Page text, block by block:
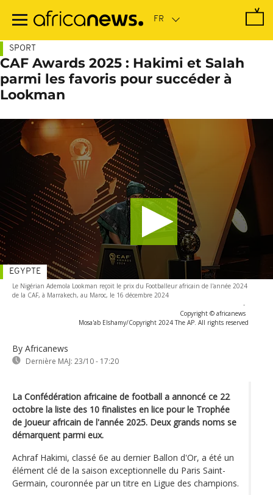
contenu
SPORT
CAF Awards 2025 : Hakimi et Salah
parmi les favoris pour succéder à
Lookman
Le Nigérian Ademola Lookman reçoit le prix du Footballeur africain de l'année 2024
de la CAF, à Marrakech, au Maroc, le 16 décembre 2024
-
Copyright © africanews
Mosa'ab Elshamy/Copyright 2024 The AP. All rights reserved
By Africanews
Dernière MAJ: 23/10 - 17:20
EGYPTE
La Confédération africaine de football a annoncé ce 22
octobre la liste des 10 finalistes en lice pour le Trophée
de Joueur africain de l'année 2025. Deux grands noms se
démarquent parmi eux.
Achraf Hakimi, classé 6e au dernier Ballon d'Or, a été un
élément clé de la saison exceptionnelle du Paris Saint-
Germain, couronnée par un titre en Ligue des champions.